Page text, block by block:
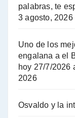
palabras, te
3 agosto, 2026
Uno de los
engalana a el
hoy 27/7/2026
2026
Osvaldo y la